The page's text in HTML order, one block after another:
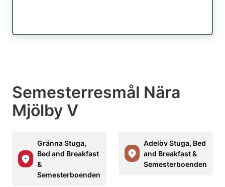
Semesterresmål Nära
Mjölby V
Gränna Stuga,
Bed and Breakfast
&
Semesterboenden
Adelöv Stuga, Bed
and Breakfast &
Semesterboenden